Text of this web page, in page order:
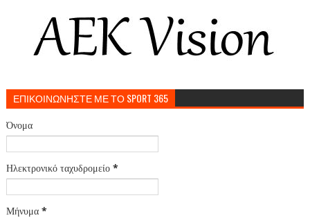
ΕΠΙΚΟΙΝΩΝΗΣΤΕ ΜΕ ΤΟ SPORT 365
Όνομα
Ηλεκτρονικό ταχυδρομείο *
Μήνυμα *